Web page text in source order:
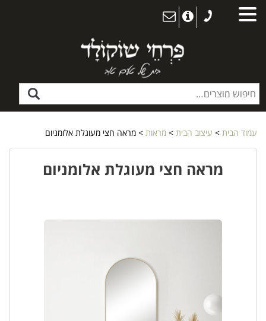
עמוד הבית > עיצוב הבית > מראות > מראה חצי מעוגלת אלומניום
מראה חצי מעוגלת אלומניום